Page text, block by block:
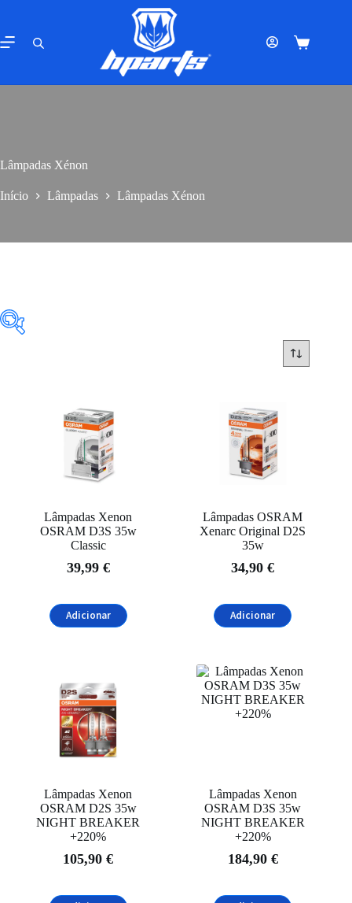
o
conteúdo
Carrinho
Lâmpadas Xénon
Início Lâmpadas Lâmpadas Xénon
Amio(1)
NARVA(1)
Osram (14)
D1S(4)
D2R(3)
D3S(4)
Lâmpadas Xenon
OSRAM D3S 35w
Classic
39,99 €
Adicionar
Lâmpadas OSRAM
Xenarc Original D2S
35w
34,90€
Adicionar
Lâmpadas Xenon
OSRAM D2S 35w
NIGHT BREAKER
+220%
105,90€
Lâmpadas Xenon
OSRAM D3S 35w
NIGHT BREAKER
+220%
184,90 €